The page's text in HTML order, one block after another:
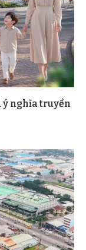
ý nghĩa truyền